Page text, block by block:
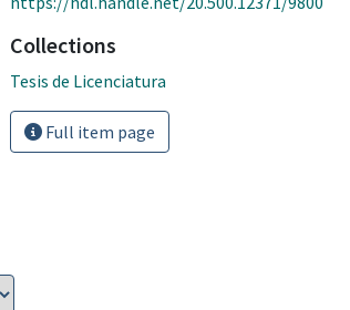
Collections
Tesis de Licenciatura
Full item page